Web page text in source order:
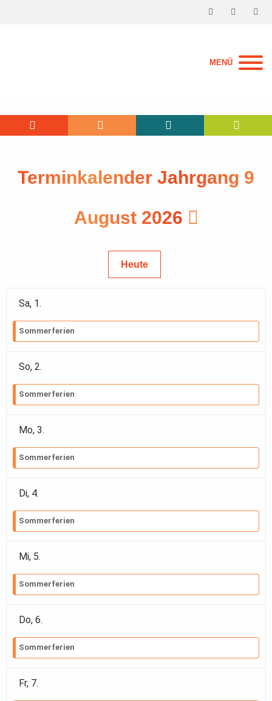
MENÜ
Terminkalender Jahrgang 9
August 2026
Heute
Sa, 1.
Sommerferien
So, 2.
Sommerferien
Mo, 3.
Sommerferien
Di, 4.
Sommerferien
Mi, 5.
Sommerferien
Do, 6.
Sommerferien
Fr, 7.